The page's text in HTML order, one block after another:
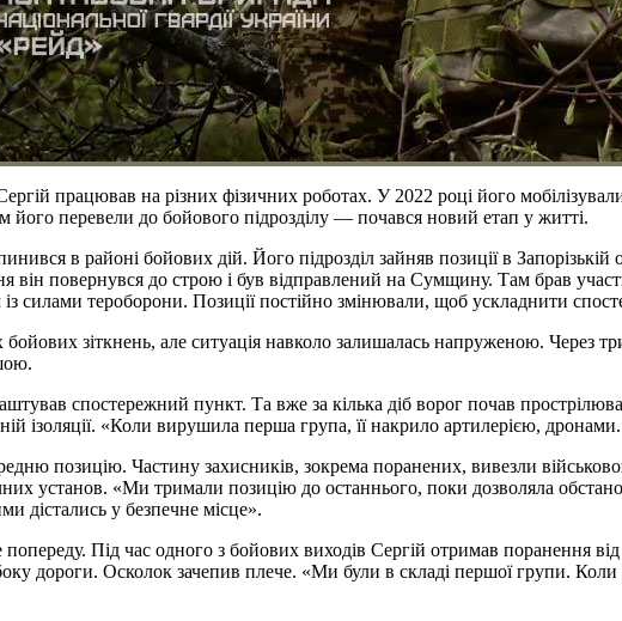
працював на різних фізичних роботах. У 2022 році його
його перевели до бойового підрозділу — почався новий етап у житті.
в районі бойових дій. Його підрозділ зайняв позиції в
він повернувся до строю і був відправлений на Сумщину. Там брав
силами тероборони. Позиції постійно змінювали, щоб ускладнити
бойових зіткнень, але ситуація навколо залишалась напруженою. Через
спостережний пункт. Та вже за кілька діб ворог почав
ізоляції. «Коли вирушила перша група, її накрило артилерією,
позицію. Частину захисників, зокрема поранених, вивезли
установ. «Ми тримали позицію до останнього, поки дозволяла
дістались у безпечне місце».
Під час одного з бойових виходів Сергій отримав поранення
дороги. Осколок зачепив плече. «Ми були в складі першої групи.